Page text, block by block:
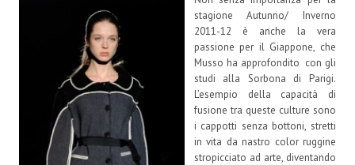
stagione Autunno/ Inverno
2011-12 è anche la vera
passione per il Giappone, che
Musso ha approfondito con gli
studi alla Sorbona di Parigi.
L’esempio della capacità di
fusione tra queste culture sono
i cappotti senza bottoni, stretti
in vita da nastro color ruggine
stropicciato ad arte, diventando